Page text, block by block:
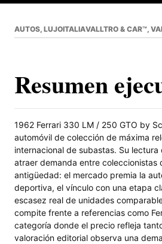
AUTOS, LUJOITALIAVALLTRO & CAR™,
Resumen
1962 Ferrari 330 LM / 250 GTO by
automóvil de colección de máxima
internacional de subastas. Su
atraer demanda entre coleccionistas
antigüedad: el mercado premia la
deportiva, el vínculo con una etapa
escasez real de unidades
compite frente a referencias como
categoría donde el precio refleja
valoración editorial observa una